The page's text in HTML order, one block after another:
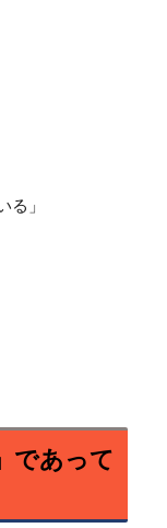
る」
であって